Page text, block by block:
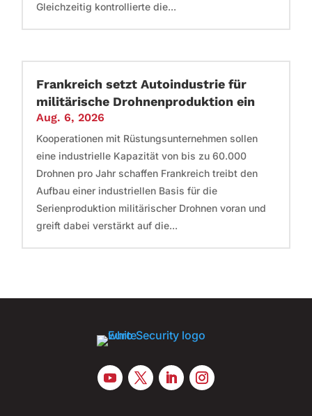
Gleichzeitig kontrollierte die...
Frankreich setzt Autoindustrie für
militärische Drohnenproduktion ein
Aug. 6, 2026
Kooperationen mit Rüstungsunternehmen sollen
eine industrielle Kapazität von bis zu 60.000
Drohnen pro Jahr schaffen Frankreich treibt den
Aufbau einer industriellen Basis für die
Serienproduktion militärischer Drohnen voran und
greift dabei verstärkt auf die...